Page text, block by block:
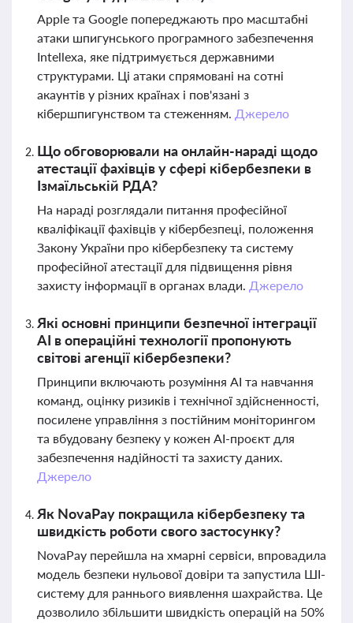
Apple та Google попереджають про масштабні
атаки шпигунського програмного забезпечення
Intellexa, яке підтримується державними
структурами. Ці атаки спрямовані на сотні
акаунтів у різних країнах і пов'язані з
кібершпигунством та стеженням. Джерело
Що обговорювали на онлайн-нараді щодо
атестації фахівців у сфері кібербезпеки в
Ізмаїльській РДА?
На нараді розглядали питання професійної
кваліфікації фахівців у кібербезпеці, положення
Закону України про кібербезпеку та систему
професійної атестації для підвищення рівня
захисту інформації в органах влади. Джерело
Які основні принципи безпечної інтеграції
AI в операційні технології пропонують
світові агенції кібербезпеки?
Принципи включають розуміння AI та навчання
команд, оцінку ризиків і технічної здійсненності,
посилене управління з постійним моніторингом
та вбудовану безпеку у кожен AI-проєкт для
забезпечення надійності та захисту даних.
Джерело
Як NovaPay покращила кібербезпеку та
швидкість роботи свого застосунку?
NovaPay перейшла на хмарні сервіси, впровадила
модель безпеки нульової довіри та запустила ШІ-
систему для раннього виявлення шахрайства. Це
дозволило збільшити швидкість операцій на 50%